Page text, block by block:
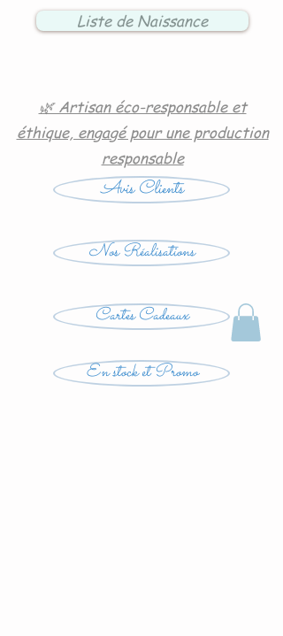
Liste de Naissance
🌿 Artisan éco-responsable et
éthique, engagé pour une production
responsable
Avis Clients
Nos Réalisations
Cartes Cadeaux
En stock et Promo